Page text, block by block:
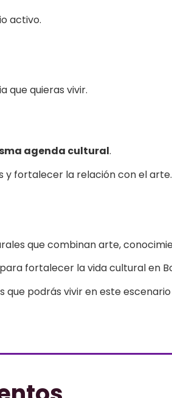
activo.
que quieras vivir.
agenda cultural.
y fortalecer la relación con el arte.
que combinan arte,
fortalecer la vida cultural en
podrás vivir en este escenario